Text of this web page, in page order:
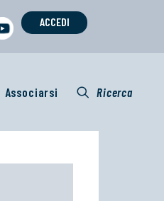
ACCEDI
Associarsi Ricerca